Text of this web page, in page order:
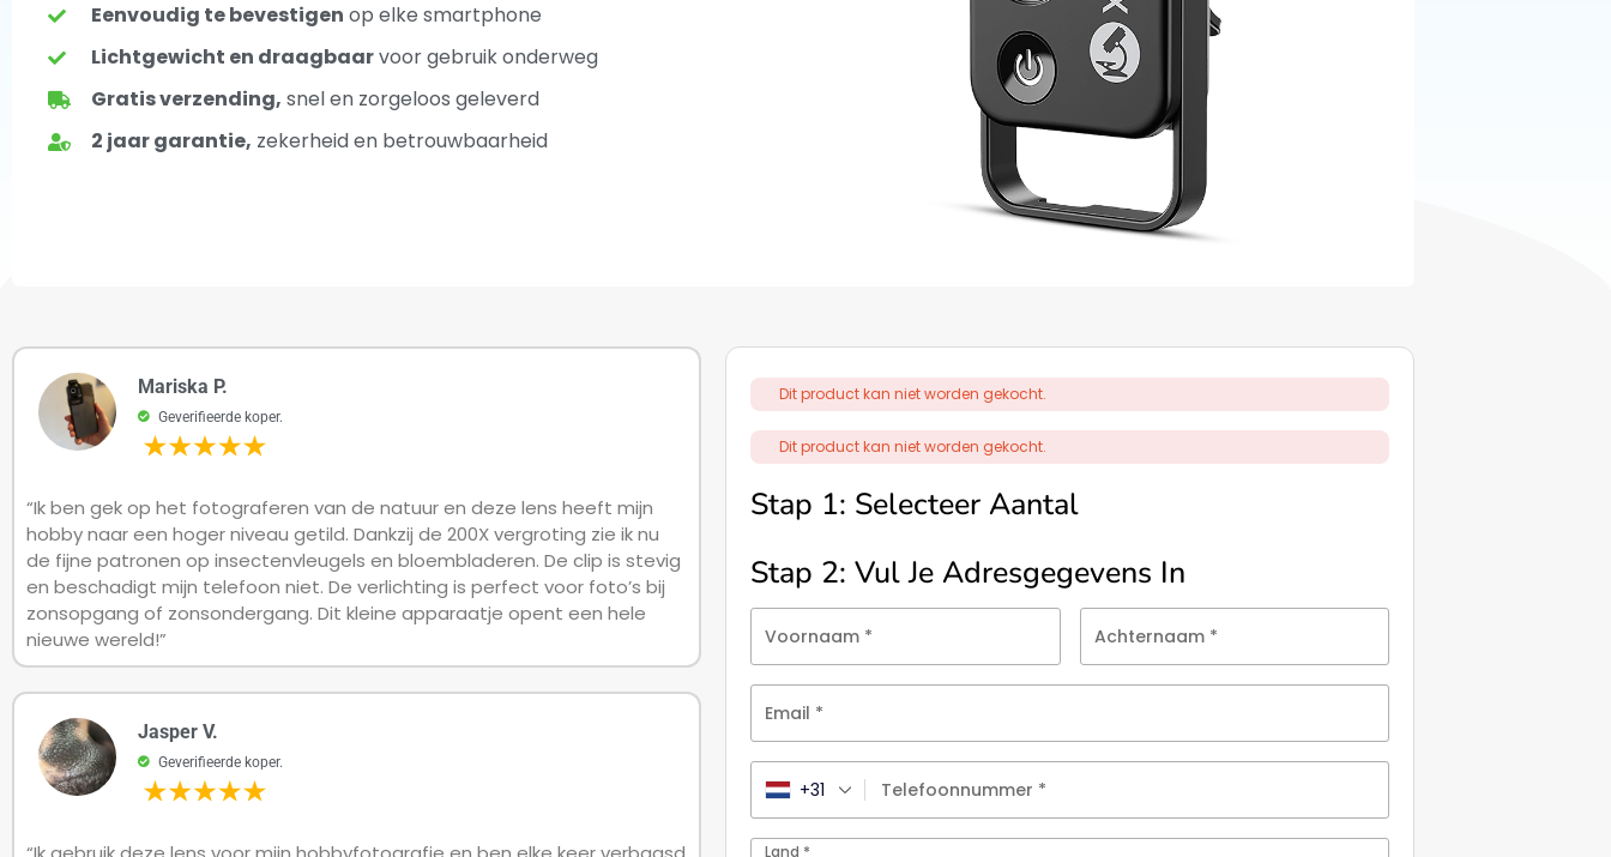
Eenvoudig te bevestigen op elke smartphone
Lichtgewicht en draagbaarvoor gebruik onderweg
Gratis verzending, snel en zorgeloos geleverd
2 jaar garantie, zekerheid en betrouwbaarheid
Mariska P.
Geverifieerde koper.
“Ik ben gek op het fotograferen van de natuur en deze lens heeft mijn
hobby naar een hoger niveau getild. Dankzij de 200X vergroting zie ik nu
de fijne patronen op insectenvleugels en bloembladeren. De clip is stevig
en beschadigt mijn telefoon niet. De verlichting is perfect voor foto’s bij
zonsopgang of zonsondergang. Dit kleine apparaatje opent een hele
nieuwe wereld!”
Jasper V.
Geverifieerde koper.
Dit product kan niet worden gekocht.
Dit product kan niet worden gekocht.
Stap 1: Selecteer Aantal
Stap 2: Vul Je Adresgegevens In
Voornaam * Achternaam *
Email *
Telefoonnummer *
+31
Land *